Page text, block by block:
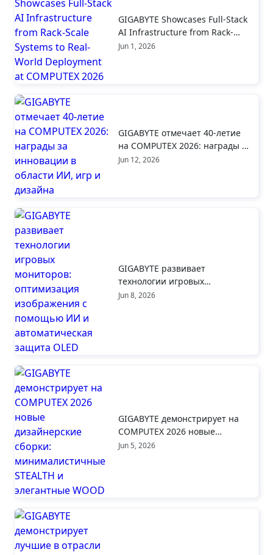
GIGABYTE Showcases Full-Stack
AI Infrastructure from Rack-
Scale Systems to Real-World
Jun 1, 2026
GIGABYTE отмечает 40-летие
на COMPUTEX 2026: награды за
инновации в области ИИ, игр и
Jun 12, 2026
GIGABYTE развивает
технологии игровых
мониторов: оптимизация
Jun 8, 2026
GIGABYTE демонстрирует на
COMPUTEX 2026 новые
дизайнерские сборки:
Jun 5, 2026